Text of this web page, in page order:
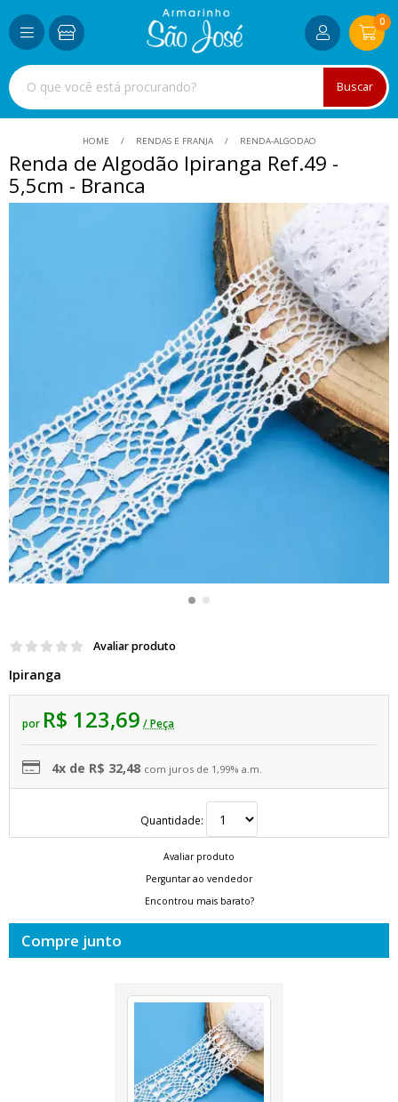
Buscar
0
HOME RENDAS E FRANJA RENDA-ALGODAO
Renda de Algodão Ipiranga Ref.49 -
5,5cm - Branca
Avaliar produto
Ipiranga
por R$ 123,69 / Peça
4x de R$ 32,48 com juros de 1,99% a.m.
Quantidade:
Avaliar produto
Perguntar ao vendedor
Encontrou mais barato?
Compre junto